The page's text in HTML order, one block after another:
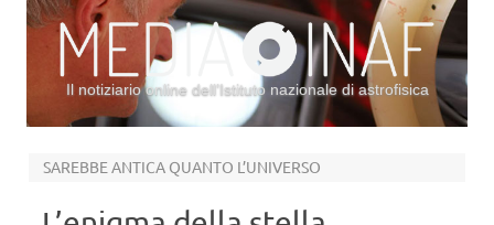
Il notiziario online dell’Istituto nazionale di astrofisica
SAREBBE ANTICA QUANTO L’UNIVERSO